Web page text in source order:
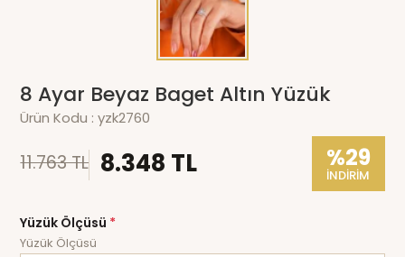
8 Ayar Beyaz Baget Altın Yüzük
Ürün Kodu :yzk2760
11.763 TL 8.348 TL %29
İNDİRİM
Yüzük Ölçüsü *
Yüzük Ölçüsü